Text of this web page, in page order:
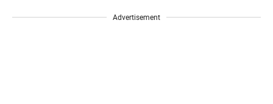
Advertisement